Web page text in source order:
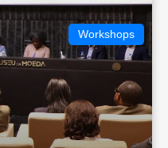
Workshops